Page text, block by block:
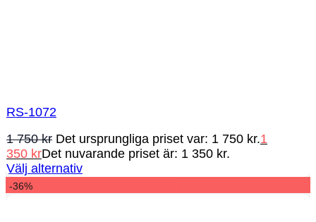
RS-1072
1 750kr Det ursprungliga priset var: 1 750 kr.1
350 krDet nuvarande priset är: 1 350 kr.
Välj alternativ
-36%